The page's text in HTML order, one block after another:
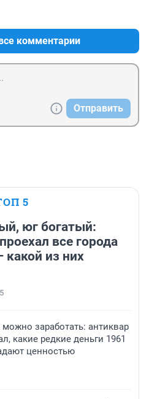
комментарии
Отправить
5
юг богатый:
все города
из них
можно заработать: антиквар
какие редкие деньги 1961
ценностью